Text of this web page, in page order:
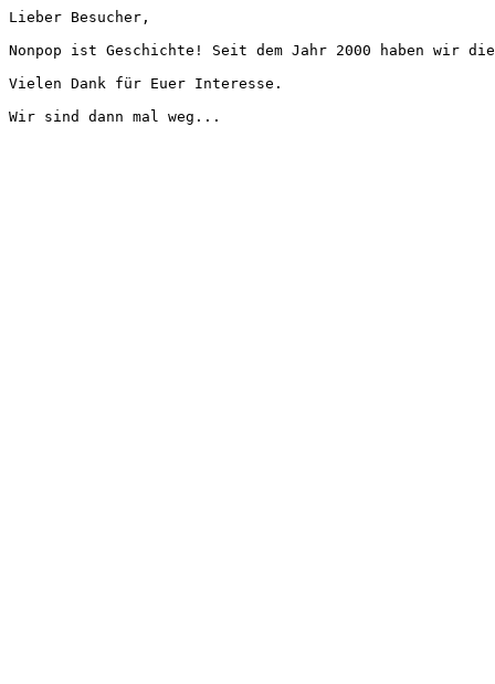
Lieber Besucher,
Nonpop ist Geschichte! Seit dem Jahr 2000 haben wir
Vielen Dank für Euer Interesse.
Wir sind dann mal weg...